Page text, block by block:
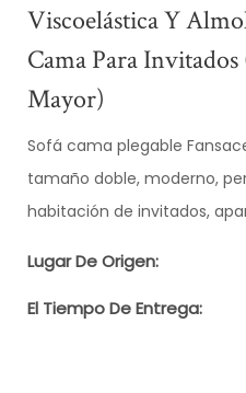
Viscoelástica Y
Cama Para
Mayor)
Sofá cama plegable
tamaño doble, moderno,
habitación de invitados,
Lugar De Origen:
El Tiempo De Entrega: